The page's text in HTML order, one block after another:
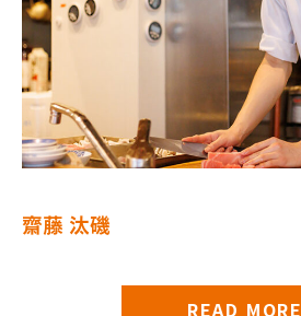
齋藤 汰磯
READ MORE